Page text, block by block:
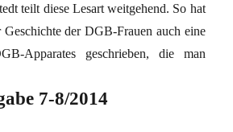
teilt diese Lesart weitgehend. So hat
Geschichte der DGB-Frauen auch eine
Apparates geschrieben, die man
7-8/2014